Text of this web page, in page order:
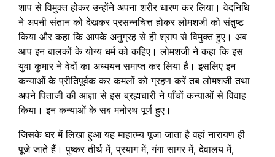
शाप से विमुक्त होकर उन्होंने अपना शरीर धारण कर लिया। वेदनिधि
ने अपनी संतान को देखकर प्रसन्नचित्त होकर लोमशजी को संतुष्ट
किया और कहा कि आपके अनुग्रह से ही श्राप से विमुक्त हुए। अब
आप इन बालकों के योग्य धर्म को कहिए। लोमशजी ने कहा कि इस
युवा कुमार ने वेदों का अध्ययन समाप्त कर लिया है। इसलिए इन
कन्याओं के प्रीतिपूर्वक कर कमलों को ग्रहण करें तब लोमशजी तथा
अपने पिताजी की आज्ञा से इस ब्रह्मचारी ने पाँचों कन्याओं से विवाह
किया। इन कन्याओं के सब मनोरथ पूर्ण हुए।
जिसके घर में लिखा हुआ यह माहात्म्य पूजा जाता है वहां नारायण ही
पूजे जाते हैं। पुष्कर तीर्थ में, प्रयाग में, गंगा सागर में, देवालय में,